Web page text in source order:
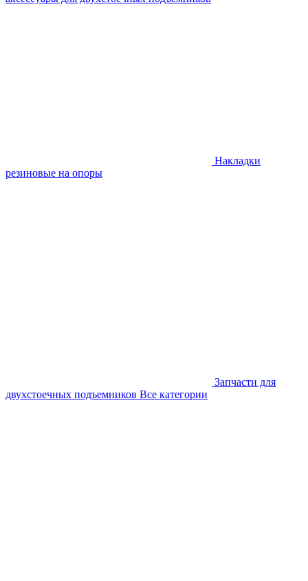
Накладки
резиновые на опоры
Запчасти для
двухстоечных подъемников Все категории